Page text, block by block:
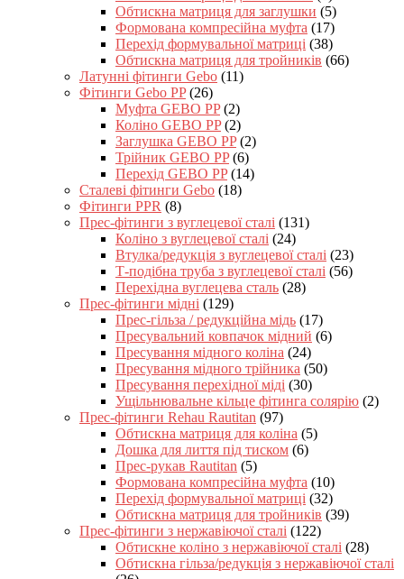
Обтискна матриця для заглушки (5)
Формована компресійна муфта (17)
Перехід формувальної матриці (38)
Обтискна матриця для тройників (66)
Латунні фітинги Gebo (11)
Фітинги Gebo PP (26)
Муфта GEBO PP (2)
Коліно GEBO PP (2)
Заглушка GEBO PP (2)
Трійник GEBO PP (6)
Перехід GEBO PP (14)
Сталеві фітинги Gebo (18)
Фітинги PPR (8)
Прес-фітинги з вуглецевої сталі (131)
Коліно з вуглецевої сталі (24)
Втулка/редукція з вуглецевої сталі (23)
Т-подібна труба з вуглецевої сталі (56)
Перехідна вуглецева сталь (28)
Прес-фітинги мідні (129)
Прес-гільза / редукційна мідь (17)
Пресувальний ковпачок мідний (6)
Пресування мідного коліна (24)
Пресування мідного трійника (50)
Пресування перехідної міді (30)
Ущільнювальне кільце фітинга солярію (2)
Прес-фітинги Rehau Rautitan (97)
Обтискна матриця для коліна (5)
Дошка для лиття під тиском (6)
Прес-рукав Rautitan (5)
Формована компресійна муфта (10)
Перехід формувальної матриці (32)
Обтискна матриця для тройників (39)
Прес-фітинги з нержавіючої сталі (122)
Обтискне коліно з нержавіючої сталі (28)
Обтискна гільза/редукція з нержавіючої сталі